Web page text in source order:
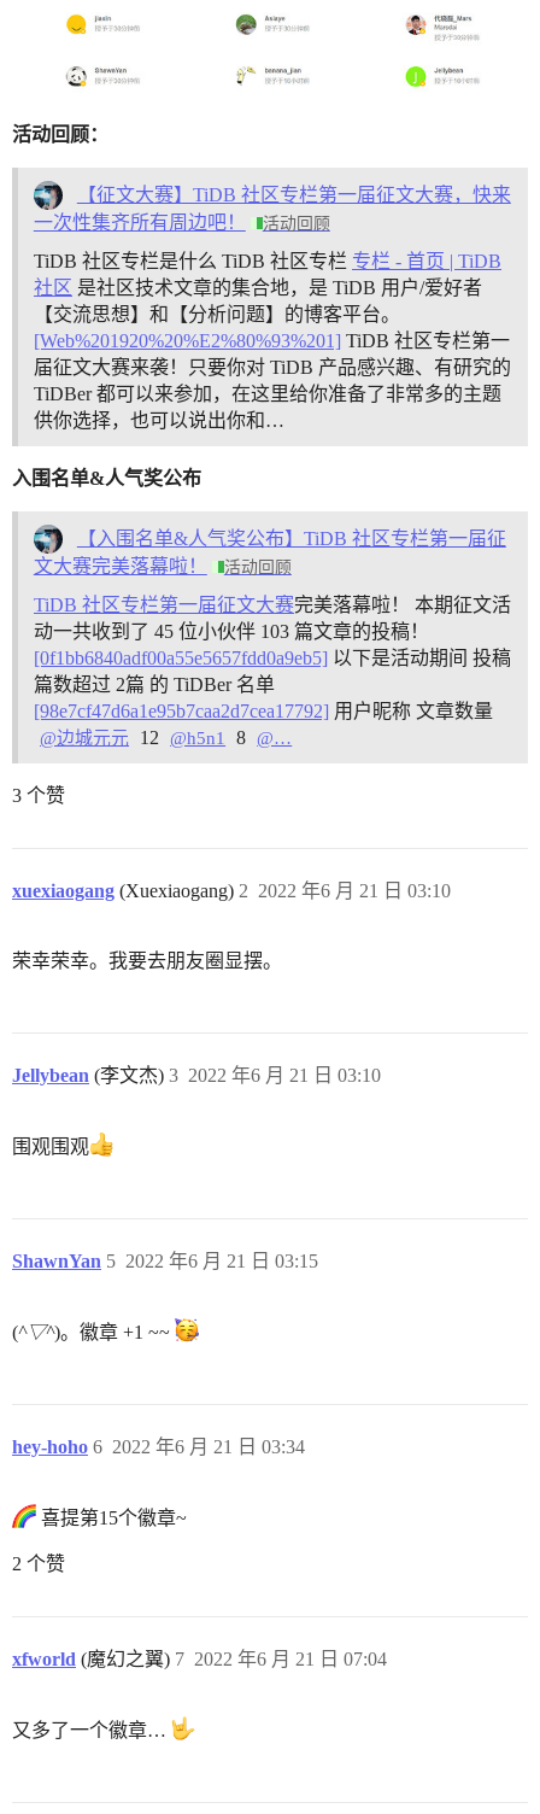
活动回顾：
【征文大赛】TiDB 社区专栏第一届征文大赛，快来
一次性集齐所有周边吧！
活动回顾
TiDB 社区专栏是什么 TiDB 社区专栏 专栏 - 首页 | TiDB
社区 是社区技术文章的集合地，是 TiDB 用户/爱好者
【交流思想】和【分析问题】的博客平台。
[Web%201920%20%E2%80%93%201] TiDB 社区专栏第一
届征文大赛来袭！只要你对 TiDB 产品感兴趣、有研究的
TiDBer 都可以来参加，在这里给你准备了非常多的主题
供你选择，也可以说出你和…
入围名单&人气奖公布
【入围名单&人气奖公布】TiDB 社区专栏第一届征
文大赛完美落幕啦！
活动回顾
TiDB 社区专栏第一届征文大赛完美落幕啦！ 本期征文活
动一共收到了 45 位小伙伴 103 篇文章的投稿！
[0f1bb6840adf00a55e5657fdd0a9eb5] 以下是活动期间 投稿
篇数超过 2篇 的 TiDBer 名单
[98e7cf47d6a1e95b7caa2d7cea17792] 用户昵称 文章数量
@边城元元 12 @h5n1 8 @…
3 个赞
xuexiaogang (Xuexiaogang) 2022 年6 月 21 日 03:10
2
荣幸荣幸。我要去朋友圈显摆。
Jellybean (李文杰) 2022 年6 月 21 日 03:10
3
围观围观
ShawnYan 2022 年6 月 21 日 03:15
5
(^▽^)。徽章 +1 ~~
hey-hoho 2022 年6 月 21 日 03:34
6
喜提第15个徽章~
2 个赞
xfworld (魔幻之翼) 2022 年6 月 21 日 07:04
7
又多了一个徽章…